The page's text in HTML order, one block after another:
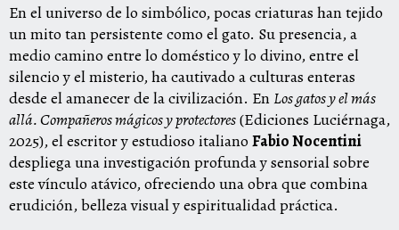
En el universo de lo simbólico, pocas criaturas han tejido
un mito tan persistente como el gato. Su presencia, a
medio camino entre lo doméstico y lo divino, entre el
silencio y el misterio, ha cautivado a culturas enteras
desde el amanecer de la civilización. EnLos gatos y el más
allá. Compañeros mágicos y protectores(Ediciones Luciérnaga,
2025), el escritor y estudioso italiano Fabio Nocentini
despliega una investigación profunda y sensorial sobre
este vínculo atávico, ofreciendo una obra que combina
erudición, belleza visual y espiritualidad práctica.